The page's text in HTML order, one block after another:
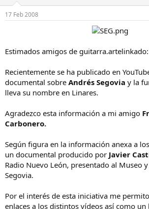
o
r
t
m
a
i
o
a
17 Feb 2008
Estimados amigos de guitarra.artelinkado:
Recientemente se ha publicado en
documental sobre Andrés Segovia y la
lleva su nombre en Linares.
Agradezco esta información a mi amigo
Carbonero.
Según figura en la información anexa a
un documental producido por Javier
Radio Nuevo León, presentado al Museo
Segovia.
Por el interés de esta iniciativa me
enlaces a los distintos vídeos así como